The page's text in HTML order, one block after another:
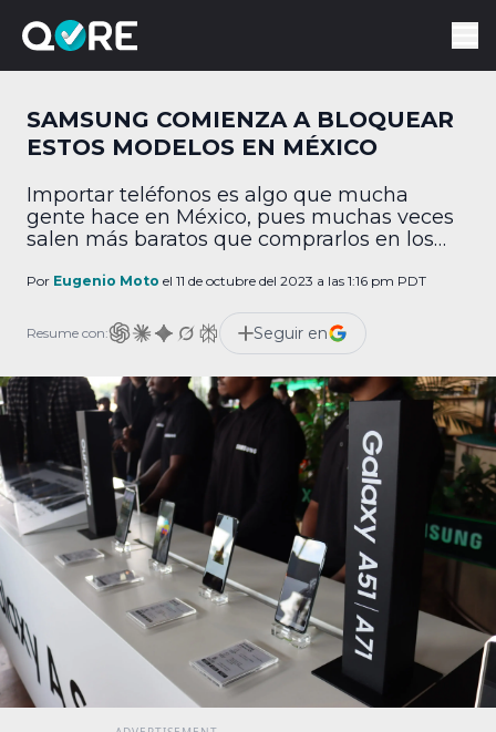
SAMSUNG COMIENZA A BLOQUEAR
ESTOS MODELOS EN MÉXICO
Importar teléfonos es algo que mucha
gente hace en México, pues muchas veces
salen más baratos que comprarlos en los
telefónicas. Sin embargo, Samsung decidió
castigar severamente a quien lo haga. ¿Qué
teléfonos va a bloquear Samsung en […]
Por Eugenio Moto el 11 de octubre del 2023 a las 1:16 pm PDT
Resume con: Seguir en